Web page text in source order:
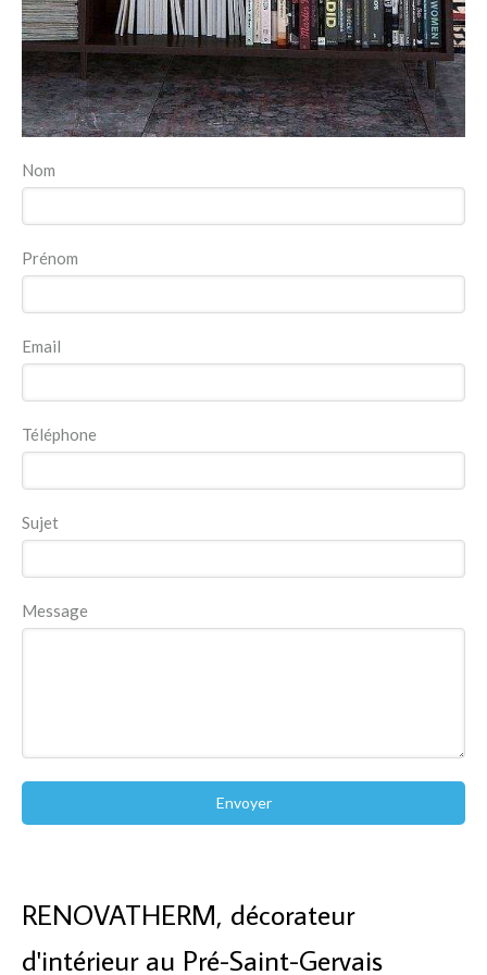
Nom
Prénom
Email
Téléphone
Sujet
Message
Envoyer
RENOVATHERM, décorateur
d'intérieur au Pré-Saint-Gervais